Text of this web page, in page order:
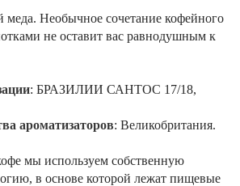
меда. Необычное сочетание кофейного
не оставит вас равнодушным к
: БРАЗИЛИИ САНТОС 17/18,
ароматизаторов: Великобритания.
мы используем собственную
в основе которой лежат пищевые